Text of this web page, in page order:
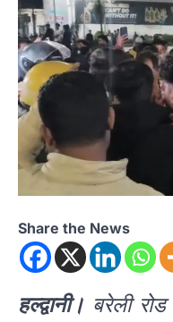
Share the News
हल्द्वानी। बरेली